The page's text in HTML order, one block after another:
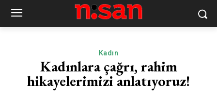
Kadın
Kadınlara çağrı, rahim
hikayelerimizi anlatıyoruz!